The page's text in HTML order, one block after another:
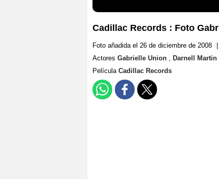
Cadillac Records : Foto
Foto añadida el 26 de diciembre de 2008
Actores Gabrielle Union , Darnell Martin
Película Cadillac Records